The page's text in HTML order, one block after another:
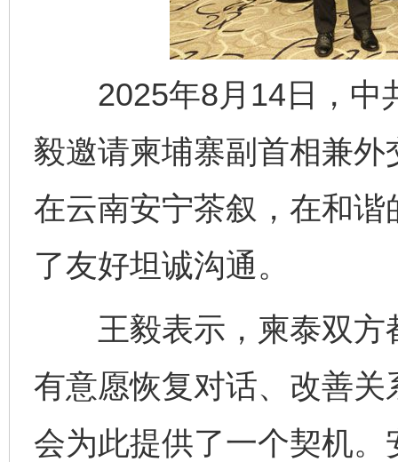
2025年8月14日，中
毅邀请柬埔寨副首相兼
在云南安宁茶叙，在和
了友好坦诚沟通。
王毅表示，柬泰双方
有意愿恢复对话、改善
会为此提供了一个契机